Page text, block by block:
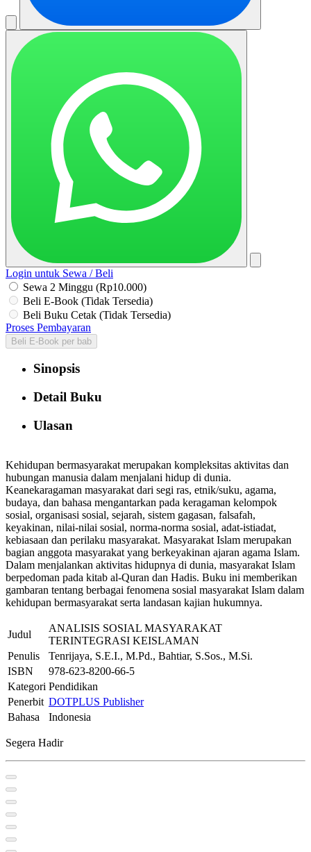
Login untuk Sewa / Beli
Sewa 2 Minggu (Rp10.000)
Beli E-Book (Tidak Tersedia)
Beli Buku Cetak (Tidak Tersedia)
Proses Pembayaran
Beli E-Book per bab
Sinopsis
Detail Buku
Ulasan
Kehidupan bermasyarakat merupakan kompleksitas aktivitas dan
hubungan manusia dalam menjalani hidup di dunia.
Keanekaragaman masyarakat dari segi ras, etnik/suku, agama,
budaya, dan bahasa mengantarkan pada keragaman kelompok
sosial, organisasi sosial, sejarah, sistem gagasan, falsafah,
keyakinan, nilai-nilai sosial, norma-norma sosial, adat-istiadat,
kebiasaan dan perilaku masyarakat. Masyarakat Islam merupakan
bagian anggota masyarakat yang berkeyakinan ajaran agama Islam.
Dalam menjalankan aktivitas hidupnya di dunia, masyarakat Islam
berpedoman pada kitab al-Quran dan Hadis. Buku ini memberikan
gambaran tentang berbagai fenomena sosial masyarakat Islam dalam
kehidupan bermasyarakat serta landasan kajian hukumnya.
Judul
ANALISIS SOSIAL MASYARAKAT
TERINTEGRASI KEISLAMAN
Penulis
Tenrijaya, S.E.I., M.Pd., Bahtiar, S.Sos., M.Si.
ISBN
978-623-8200-66-5
Kategori Pendidikan
Penerbit DOTPLUS Publisher
Bahasa
Indonesia
Segera Hadir